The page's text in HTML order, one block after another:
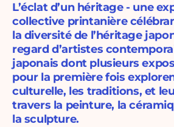
L’éclat d’un héritage - une
collective printanière
la diversité de l’héritage
regard d’artistes
japonais dont plusieurs
pour la première fois
culturelle, les traditions, et
travers la peinture, la
la sculpture.